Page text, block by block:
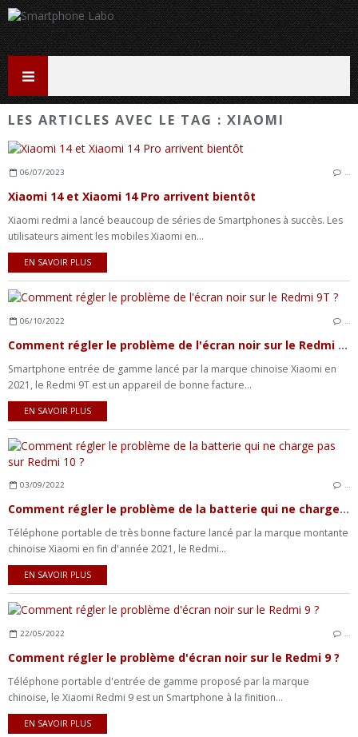
LES ARTICLES AVEC LE TAG : XIAOMI
06/07/2023 …
Xiaomi 14 et Xiaomi 14 Pro arrivent bientôt
Xiaomi redmi a lancé beaucoup de séries de Smartphones à succès. Les
utilisateurs aiment les mobiles Xiaomi en...
EN SAVOIR PLUS
06/10/2022 …
Comment régler le problème de l'écran noir sur le Redmi 9T ?
Smartphone entrée de gamme lancé par la marque chinoise Xiaomi en
2021, le Redmi 9T est un appareil de bonne facture...
EN SAVOIR PLUS
03/09/2022 …
Comment régler le problème de la batterie qui ne charge pas sur Redmi 10 ?
Téléphone portable de très bonne facture lancé par la marque montante
chinoise Xiaomi en fin d'année 2021, le Redmi...
EN SAVOIR PLUS
22/05/2022 …
Comment régler le problème d'écran noir sur le Redmi 9 ?
Téléphone portable d'entrée de gamme proposé par la marque
chinoise, le Xiaomi Redmi 9 est un Smartphone à la finition...
EN SAVOIR PLUS